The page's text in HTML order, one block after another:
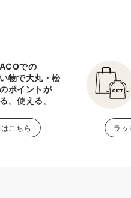
での
物で大丸・松
ポイントが
。使える。
こちら ラッ